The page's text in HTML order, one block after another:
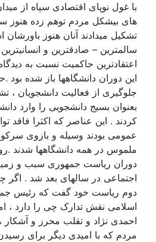
با غول نوپای اقتصادی سپاه از
های بیشکل مردم توهم زده هنوز
تشکیل میدادند آنان هنوز
سالمترین – صادقترین و
اعتقادترین حاکمیت نسبت به
این دوران دانشگاهها باز شده بود
جلوگیری از فعالیت دانشجویان ،
بعنوان بسیج دانشجویی را وارد
کردند . این عناصر که اکثرا فاقد
عمومی بودند وسیله و بازوی
ملموس در همه دانشگاهها شدند
دوران ریاست جمهوری سبب و
اجتماعی در سالهای بعد شد . اگر
دوم ریاست خود گفت که رئیس
اسلامی نقش تدارک چی را دارد ،
احمدی نژاد و تقلب محرز و آشکار
مردم که با امیدی دیگر برای